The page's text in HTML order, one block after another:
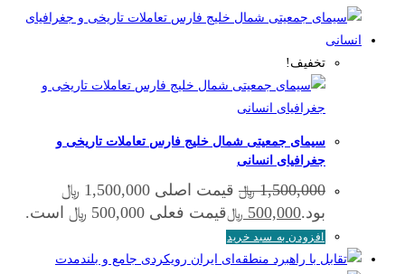
تخفیف!
سیمای جمعیتی شمال خلیج فارس تعاملات تاریخی و
جغرافیای انسانی
1,500,000 ﷼
قیمت اصلی 1,500,000 ﷼
بود.500,000 ﷼قیمت فعلی 500,000 ﷼ است.
افزودن به سبد خرید